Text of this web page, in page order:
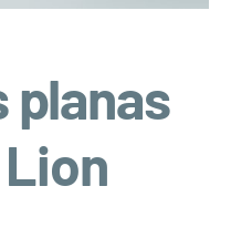
planas